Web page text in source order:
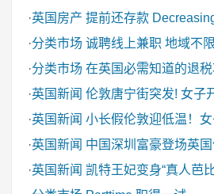
·英国房产 提前还存款
·分类市场 诚聘线上兼职 地域不限
·分类市场 在英国必需知道的退
·英国新闻 伦敦唐宁街突发! 女子
·英国新闻 小长假伦敦迎低温！
·英国新闻 中国深圳富豪登场英
·英国新闻 凯特王妃变身“真人芭